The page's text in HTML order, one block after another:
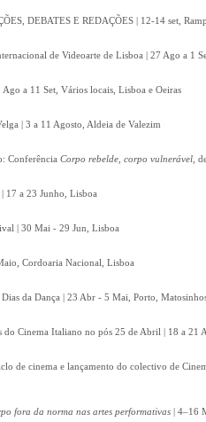
DEBATES E REDAÇÕES | 12-14 set,
de Videoarte de Lisboa | 27 Ago a 1
Ago a 11 Set, Vários locais, Lisboa e Oeiras
| 3 a 11 Agosto, Aldeia de Valezim
Conferência Corpo rebelde, corpo vulnerável ,
17 a 23 Junho, Lisboa
| 30 Mai - 29 Jun, Lisboa
Cordoaria Nacional, Lisboa
da Dança | 23 Abr - 5 Mai, Porto,
do Cinema Italiano no pós 25 de Abril | 18 a
de cinema e lançamento do colectivo de
fora da norma nas artes performativas | 4–16